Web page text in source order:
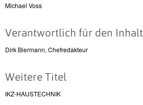
Michael Voss
Verantwortlich für den Inhalt
Dirk Biermann, Chefredakteur
Weitere Titel
IKZ-HAUSTECHNIK